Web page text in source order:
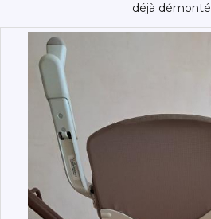
déjà démonté